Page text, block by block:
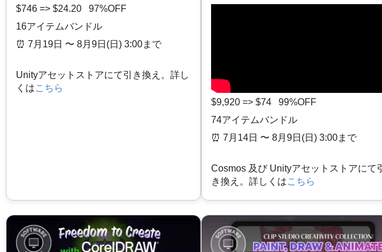
$746 => $24.20 97%OFF
16アイテムバンドル
⏰️ 7月19日 〜 8月9日(日) 3:00まで
Unityアセットストアにて引き換え。詳し
くはこちら
$9,920 => $74 99%OFF
74アイテムバンドル
⏰️ 7月14日 〜 8月9日(日) 3:00まで
Cosmos 及び Unityアセットストアにて引
き換え。詳しくはこちら